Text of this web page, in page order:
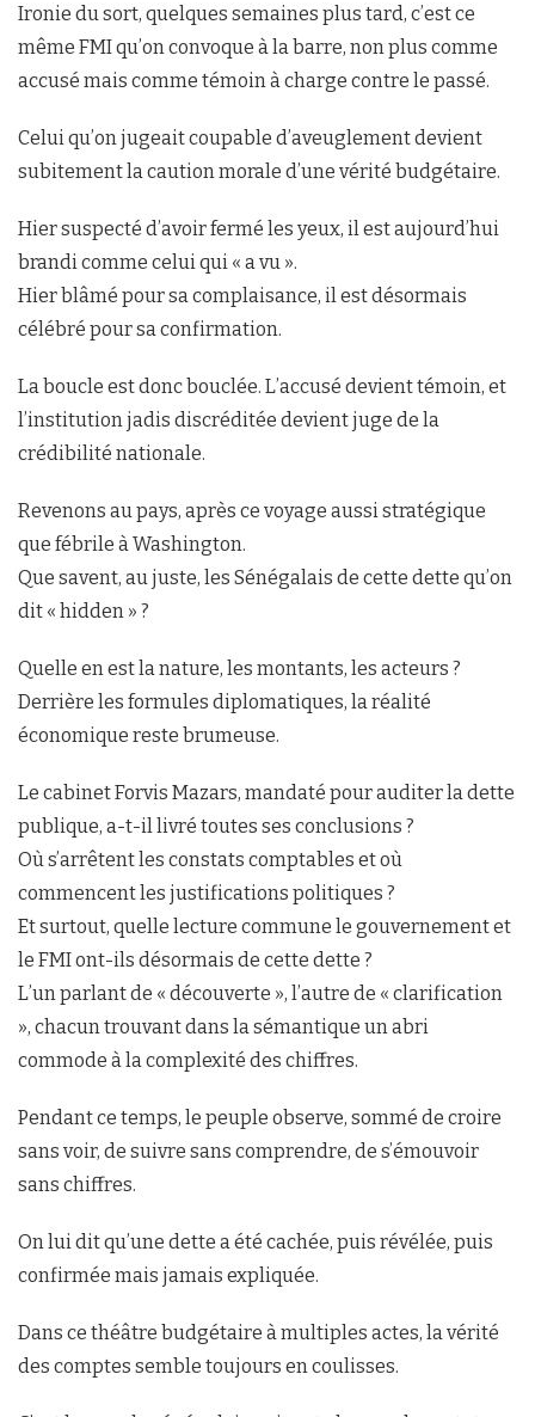
Ironie du sort, quelques semaines plus tard, c’est ce
même FMI qu’on convoque à la barre, non plus comme
accusé mais comme témoin à charge contre le passé.
Celui qu’on jugeait coupable d’aveuglement devient
subitement la caution morale d’une vérité budgétaire.
Hier suspecté d’avoir fermé les yeux, il est aujourd’hui
brandi comme celui qui « a vu ».
Hier blâmé pour sa complaisance, il est désormais
célébré pour sa confirmation.
La boucle est donc bouclée. L’accusé devient témoin, et
l’institution jadis discréditée devient juge de la
crédibilité nationale.
Revenons au pays, après ce voyage aussi stratégique
que fébrile à Washington.
Que savent, au juste, les Sénégalais de cette dette qu’on
dit « hidden » ?
Quelle en est la nature, les montants, les acteurs ?
Derrière les formules diplomatiques, la réalité
économique reste brumeuse.
Le cabinet Forvis Mazars, mandaté pour auditer la dette
publique, a-t-il livré toutes ses conclusions ?
Où s’arrêtent les constats comptables et où
commencent les justifications politiques ?
Et surtout, quelle lecture commune le gouvernement et
le FMI ont-ils désormais de cette dette ?
L’un parlant de « découverte », l’autre de « clarification
», chacun trouvant dans la sémantique un abri
commode à la complexité des chiffres.
Pendant ce temps, le peuple observe, sommé de croire
sans voir, de suivre sans comprendre, de s’émouvoir
sans chiffres.
On lui dit qu’une dette a été cachée, puis révélée, puis
confirmée mais jamais expliquée.
Dans ce théâtre budgétaire à multiples actes, la vérité
des comptes semble toujours en coulisses.